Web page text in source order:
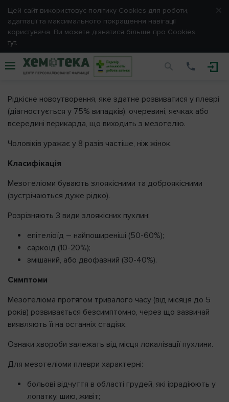
Цей сайт використовує політику Cookies для роботи,
адаптації та максимального покращення навігації
користувача. Ви можете дізнатися більше про Cookies
тут.
Мезотеліома
Рідкісне новоутворення, яке здатне розвиватися у плеврі
(діагностується у 75% випадків), очеревині, яєчках або
всередині перикарда, що виходить з мезотелію.
Чоловіків уражає у 8 разів частіше, ніж жінок.
Класифікація
Мезотеліоми бувають злоякісними та доброякісними
(зустрічаються дуже рідко).
Розрізняють 3 види злоякісних пухлин:
епітеліоїд – найпоширеніші (50-60%);
саркоїд (10-20%);
змішаний, або двофазний (30-40%).
Симптоми
Мезотеліома протягом тривалого часу (від місяця до 5
років) розвивається безсимптомно, через що зазвичай
виявляють її на останніх стадіях.
Ознаки хвороби залежать від місця локалізації пухлини.
Для мезотеліоми плеври характерні:
больові відчуття в області грудей, які іррадіюють у
лопатку, шию, живіт;
Вхід
реєстрації.
Пароль
Запам'ятати мене
Нагадати пароль